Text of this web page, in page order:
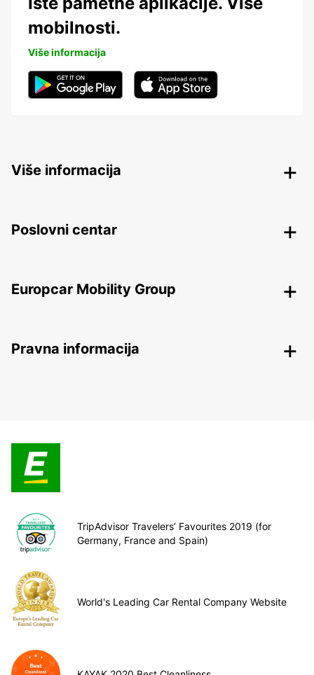
mobilnosti.
Više informacija
Više informacija
Poslovni centar
Europcar Mobility Group
Pravna informacija
TripAdvisor Travelers’ Favourites 2019 (for
Germany, France and Spain)
World's Leading Car Rental Company Website